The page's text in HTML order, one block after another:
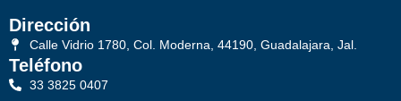
Dirección
Calle Vidrio 1780, Col. Moderna, 44190, Guadalajara, Jal.
Teléfono
33 3825 0407